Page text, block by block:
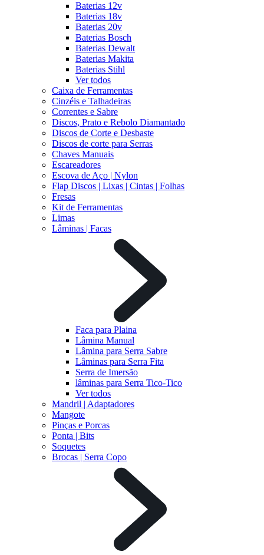
Baterias 12v
Baterias 18v
Baterias 20v
Baterias Bosch
Baterias Dewalt
Baterias Makita
Baterias Stihl
Ver todos
Caixa de Ferramentas
Cinzéis e Talhadeiras
Correntes e Sabre
Discos, Prato e Rebolo Diamantado
Discos de Corte e Desbaste
Discos de corte para Serras
Chaves Manuais
Escareadores
Escova de Aço | Nylon
Flap Discos | Lixas | Cintas | Folhas
Fresas
Kit de Ferramentas
Limas
Lâminas | Facas
Faca para Plaina
Lâmina Manual
Lâmina para Serra Sabre
Lâminas para Serra Fita
Serra de Imersão
lâminas para Serra Tico-Tico
Ver todos
Mandril | Adaptadores
Mangote
Pinças e Porcas
Ponta | Bits
Soquetes
Brocas | Serra Copo